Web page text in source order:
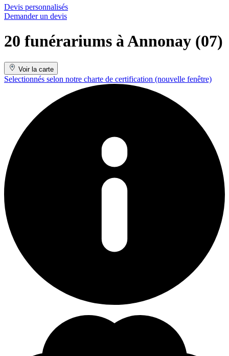
Devis personnalisés
Demander un devis
20 funérariums à Annonay (07)
Voir la carte
Selectionnés selon notre charte de certification (nouvelle fenêtre)